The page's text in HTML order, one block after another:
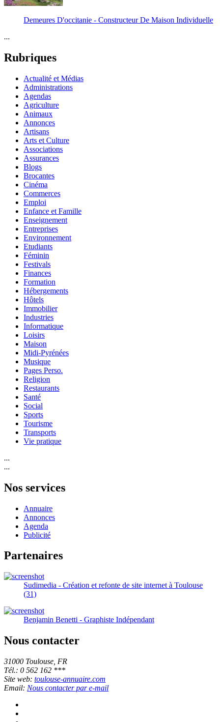
Demeures D'occitanie - Constructeur De Maison Individuelle
...
Rubriques
Actualité et Médias
Administrations
Agendas
Agriculture
Animaux
Annonces
Artisans
Arts et Culture
Associations
Assurances
Blogs
Brocantes
Cinéma
Commerces
Emploi
Enfance et Famille
Enseignement
Entreprises
Environnement
Etudiants
Féminin
Festivals
Finances
Formation
Hébergements
Hôtels
Immobilier
Industries
Informatique
Loisirs
Maison
Midi-Pyrénées
Musique
Pages Perso.
Religion
Restaurants
Santé
Social
Sports
Tourisme
Transports
Vie pratique
...
...
Nos services
Annuaire
Annonces
Agenda
Publicité
Partenaires
Sudimedia - Création et refonte de site internet à Toulouse
(31)
Benjamin Benetti - Graphiste Indépendant
Nous contacter
31000 Toulouse, FR
Tél.: 0 562 162 ***
Site web: toulouse-annuaire.com
Email: Nous contacter par e-mail